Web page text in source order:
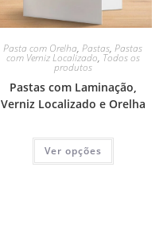
Pasta com Orelha,Pastas,Pastas
com Verniz Localizado, Todos os
produtos
Pastas com Laminação,
Verniz Localizado e Orelha
Ver opções